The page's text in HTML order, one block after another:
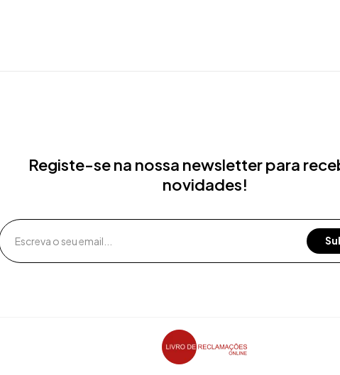
Registe-se na nossa newsletter para
novidades!